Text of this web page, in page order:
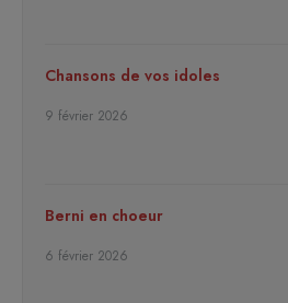
Chansons de vos idoles
9 février 2026
Berni en choeur
6 février 2026